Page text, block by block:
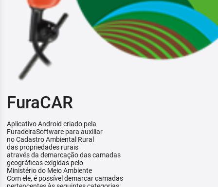
FuraCAR
Aplicativo Android criado pela
FuradeiraSoftware para auxiliar
no Cadastro Ambiental Rural
das propriedades rurais
através da demarcação das camadas
geográficas exigidas pelo
Ministério do Meio Ambiente
Com ele, é possível demarcar camadas